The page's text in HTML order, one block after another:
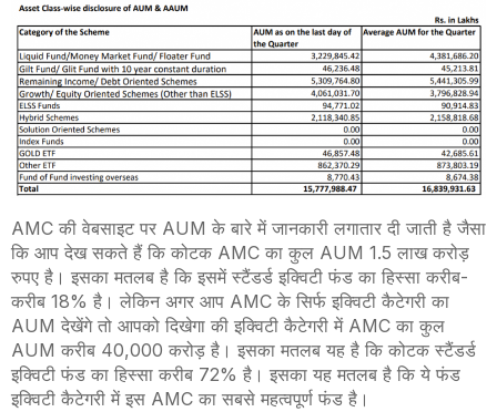
AMC की वेबसाइट पर AUM के बारे में जानकारी लगातार दी जाती है जैसा
कि आप देख सकते हैं कि कोटक AMC का कुल AUM 1.5 लाख करोड़
रुपए है। इसका मतलब है कि इसमें स्टैंडर्ड इक्विटी फंड का हिस्सा करीब-
करीब 18% है। लेकिन अगर आप AMC के सिर्फ इक्विटी कैटेगरी का
AUM देखेंगे तो आपको दिखेगा की इक्विटी कैटेगरी में AMC का कुल
AUM करीब 40,000 करोड़ है। इसका मतलब यह है कि कोटक स्टैंडर्ड
इक्विटी फंड का हिस्सा करीब 72% है। इसका यह मतलब है कि ये फंड
इक्विटी कैटेगरी में इस AMC का सबसे महत्वपूर्ण फंड है।